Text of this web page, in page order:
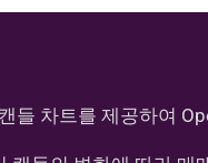
들 차트를 제공하여